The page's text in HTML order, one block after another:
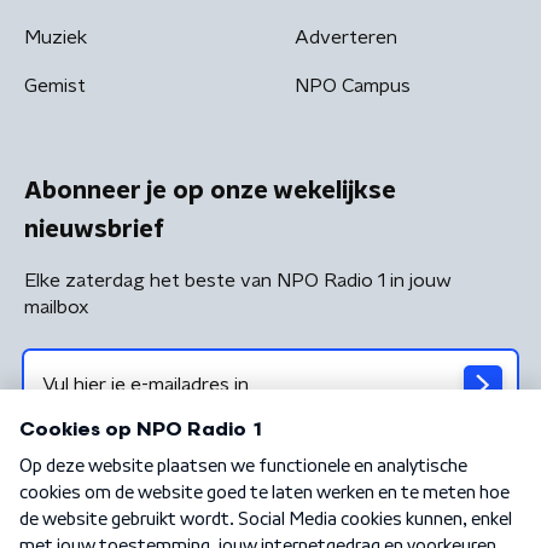
Muziek
Gemist
Adverteren
NPO Campus
Abonneer je op onze wekelijkse
nieuwsbrief
Elke zaterdag het beste van NPO Radio 1 in jouw
mailbox
Algemene voorwaarden